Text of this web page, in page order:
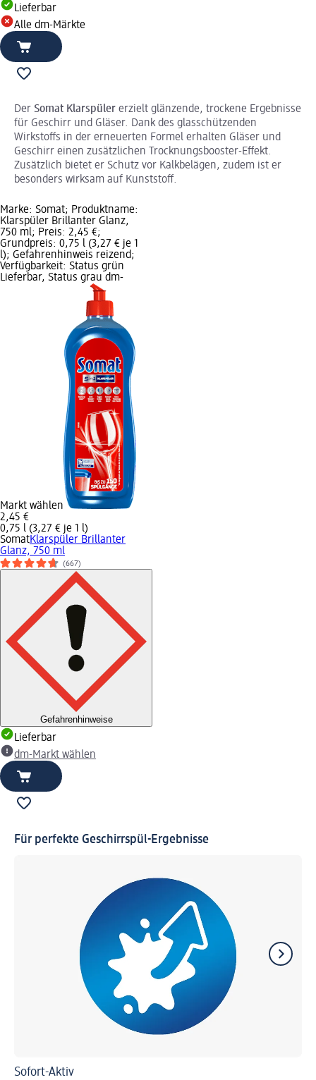
Lieferbar
Alle dm-Märkte
Der Somat Klarspüler erzielt glänzende, trockene Ergebnisse
für Geschirr und Gläser. Dank des glasschützenden
Wirkstoffs in der erneuerten Formel erhalten Gläser und
Geschirr einen zusätzlichen Trocknungsbooster-Effekt.
Zusätzlich bietet er Schutz vor Kalkbelägen, zudem ist er
besonders wirksam auf Kunststoff.
Marke: Somat; Produktname:
Klarspüler Brillanter Glanz,
750 ml; Preis: 2,45 €;
Grundpreis: 0,75 l (3,27 € je 1
l); Gefahrenhinweis reizend;
Verfügbarkeit: Status grün
Lieferbar, Status grau dm-
Markt wählen
2,45 €
0,75 l (3,27 € je 1 l)
SomatKlarspüler Brillanter
Glanz, 750 ml
(667)
Gefahrenhinweise
Lieferbar
dm-Markt wählen
Für perfekte Geschirrspül-Ergebnisse
Sofort-Aktiv